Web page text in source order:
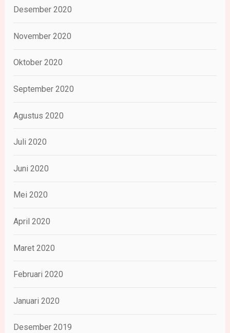
Desember 2020
November 2020
Oktober 2020
September 2020
Agustus 2020
Juli 2020
Juni 2020
Mei 2020
April 2020
Maret 2020
Februari 2020
Januari 2020
Desember 2019